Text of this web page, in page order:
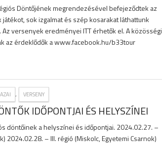
Döntőjének megrendezésével befejeződtek az
sok izgalmat és szép kosarakat láthattunk
versenyek eredményei ITT érhetők el. A közösségi
az érdeklődők a www.facebook.hu/b33tour
, VERSENY
IDŐPONTJAI ÉS HELYSZÍNEI
döntőinek a helyszínei és időpontjai. 2024.02.27. –
2024.02.28. – III. régió (Miskolc, Egyetemi Csarnok)